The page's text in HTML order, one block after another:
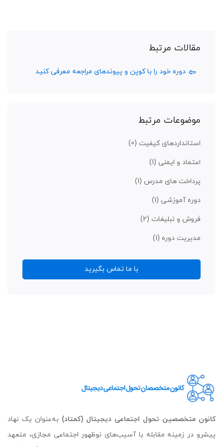
مقالات مرتبط
دوره خود را با کوپن و پیوندهای مراجعه معرفی کنید
موضوعات مرتبط
استانداردهای کیفیت (0)
اعتماد و ایمنی (1)
پرداخت های مدرس (1)
دوره آموزشی (1)
فروش و تبلیغات (2)
مدیریت دوره (1)
با ما تماس بگیرید
کانون متخصصین تحول اجتماعی دیجیتال (کمتاد) به‌عنوان یک نهاد
پیشرو در زمینه مقابله با آسیب‌های نوظهور اجتماعی مجازی، متعهد